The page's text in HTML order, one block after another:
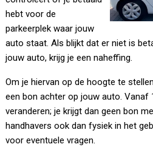
hebt voor de
parkeerplek waar jouw
auto staat. Als blijkt dat er niet is
jouw auto, krijg je een naheffing.
Om je hiervan op de hoogte te
een bon achter op jouw auto. Vanaf
veranderen; je krijgt dan geen bon
handhavers ook dan fysiek in het
voor eventuele vragen.